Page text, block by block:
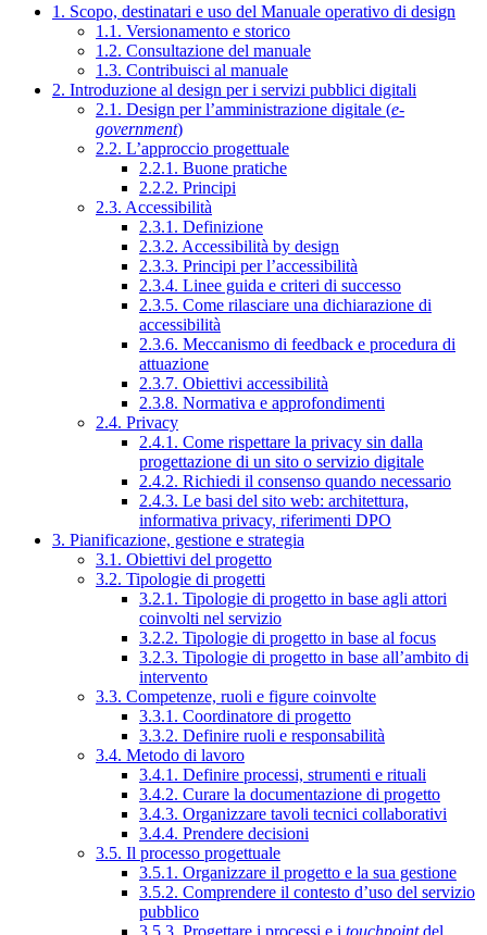
1. Scopo, destinatari e uso del Manuale operativo di design
1.1. Versionamento e storico
1.2. Consultazione del manuale
1.3. Contribuisci al manuale
2. Introduzione al design per i servizi pubblici digitali
2.1. Design per l’amministrazione digitale (e-
government)
2.2. L’approccio progettuale
2.2.1. Buone pratiche
2.2.2. Principi
2.3. Accessibilità
2.3.1. Definizione
2.3.2. Accessibilità by design
2.3.3. Principi per l’accessibilità
2.3.4. Linee guida e criteri di successo
2.3.5. Come rilasciare una dichiarazione di
accessibilità
2.3.6. Meccanismo di feedback e procedura di
attuazione
2.3.7. Obiettivi accessibilità
2.3.8. Normativa e approfondimenti
2.4. Privacy
2.4.1. Come rispettare la privacy sin dalla
progettazione di un sito o servizio digitale
2.4.2. Richiedi il consenso quando necessario
2.4.3. Le basi del sito web: architettura,
informativa privacy, riferimenti DPO
3. Pianificazione, gestione e strategia
3.1. Obiettivi del progetto
3.2. Tipologie di progetti
3.2.1. Tipologie di progetto in base agli attori
coinvolti nel servizio
3.2.2. Tipologie di progetto in base al focus
3.2.3. Tipologie di progetto in base all’ambito di
intervento
3.3. Competenze, ruoli e figure coinvolte
3.3.1. Coordinatore di progetto
3.3.2. Definire ruoli e responsabilità
3.4. Metodo di lavoro
3.4.1. Definire processi, strumenti e rituali
3.4.2. Curare la documentazione di progetto
3.4.3. Organizzare tavoli tecnici collaborativi
3.4.4. Prendere decisioni
3.5. Il processo progettuale
3.5.1. Organizzare il progetto e la sua gestione
3.5.2. Comprendere il contesto d’uso del servizio
pubblico
3.5.3. Progettare i processi e i touchpointdel